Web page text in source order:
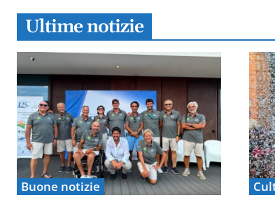
Ultime notizie
Buone notizie